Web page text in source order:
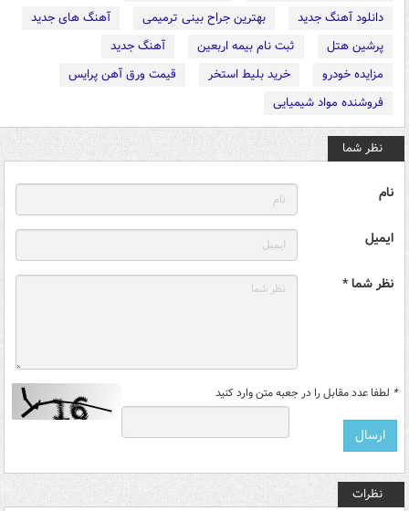
دانلود آهنگ جدید
بهترین جراح بینی ترمیمی
آهنگ های جدید
پرشین هتل
ثبت نام بیمه اربعین
آهنگ جدید
مزایده خودرو
خرید بلیط استخر
قیمت ورق آهن پرایس
فروشنده مواد شیمیایی
نظر شما
نام
ایمیل
نظر شما *
* لطفا عدد مقابل را در جعبه متن وارد کنید
نظرات